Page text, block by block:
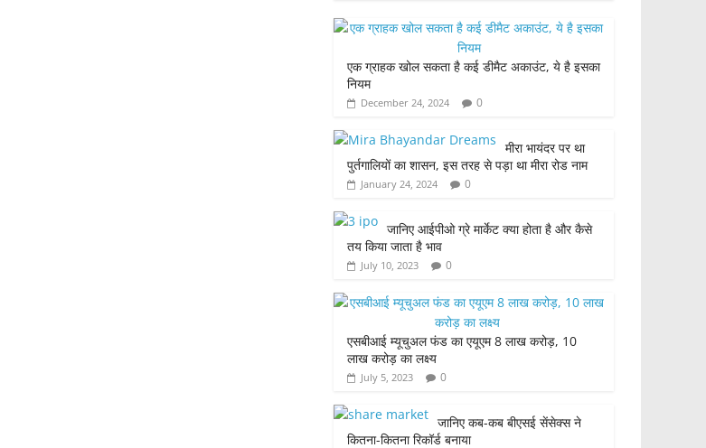
c
b
o
o
k
itt at
s
A
p
p
ar
e
एक ग्राहक खोल सकता है कई डीमैट अकाउंट, ये है इसका
नियम
December 24, 2024 0
मीरा भायंदर पर था
पुर्तगालियों का शासन, इस तरह से पड़ा था मीरा रोड नाम
January 24, 2024 0
जानिए आईपीओ ग्रे मार्केट क्या होता है और कैसे
तय किया जाता है भाव
July 10, 2023 0
एसबीआई म्यूचुअल फंड का एयूएम 8 लाख करोड़, 10
लाख करोड़ का लक्ष्य
July 5, 2023 0
जानिए कब-कब बीएसई सेंसेक्स ने
कितना-कितना रिकॉर्ड बनाया